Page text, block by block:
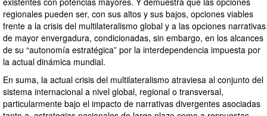
regionales pueden ser, con sus altos y sus bajos, opciones viables
frente a la crisis del multilateralismo global y a las opciones narrativas
de mayor envergadura, condicionadas, sin embargo, en los alcances
de su “autonomía estratégica” por la interdependencia impuesta por
la actual dinámica mundial.
En suma, la actual crisis del multilateralismo atraviesa al conjunto del
sistema internacional a nivel global, regional o transversal,
particularmente bajo el impacto de narrativas divergentes asociadas